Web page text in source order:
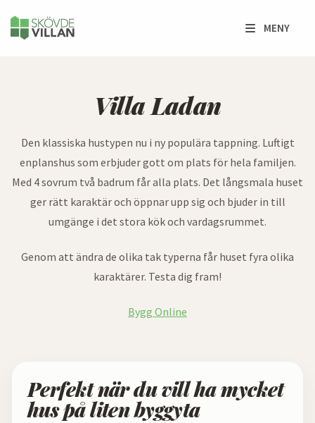
MENY
Villa Ladan
Den klassiska hustypen nu i ny populära tappning. Luftigt
enplanshus som erbjuder gott om plats för hela familjen.
Med 4 sovrum två badrum får alla plats. Det långsmala huset
ger rätt karaktär och öppnar upp sig och bjuder in till
umgänge i det stora kök och vardagsrummet.
Genom att ändra de olika tak typerna får huset fyra olika
karaktärer. Testa dig fram!
Bygg Online
Perfekt när du vill ha mycket
hus på liten byggyta